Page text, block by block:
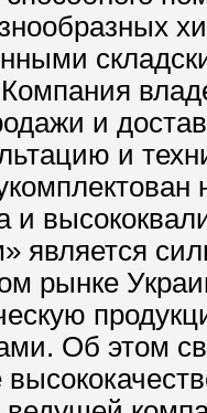
Компания
и
и
и
является
рынке
Об этом